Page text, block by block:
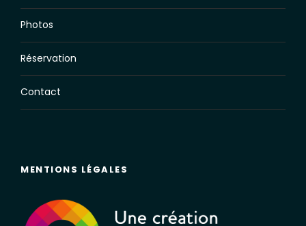
Photos
Réservation
Contact
MENTIONS LÉGALES